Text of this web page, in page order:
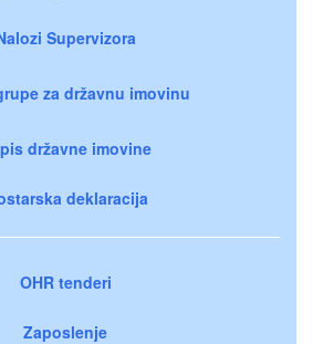
Supervizora
za državnu imovinu
državne imovine
deklaracija
OHR tenderi
Zaposlenje